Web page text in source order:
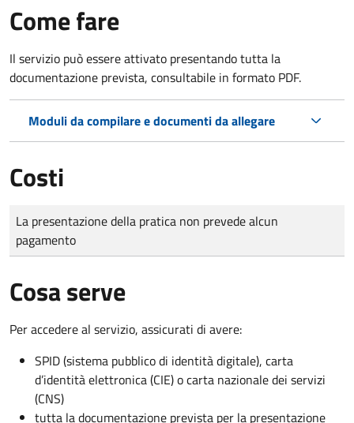
Come fare
Il servizio può essere attivato presentando tutta la
documentazione prevista, consultabile in formato PDF.
Moduli da compilare e documenti da allegare
Costi
Tipo di pagamento
Importo
La presentazione della pratica non prevede alcun
pagamento
Cosa serve
Per accedere al servizio, assicurati di avere:
SPID (sistema pubblico di identità digitale), carta
d’identità elettronica (CIE) o carta nazionale dei servizi
(CNS)
tutta la documentazione prevista per la presentazione